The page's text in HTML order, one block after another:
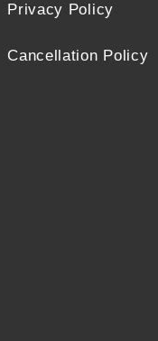
Privacy Policy
Cancellation Policy